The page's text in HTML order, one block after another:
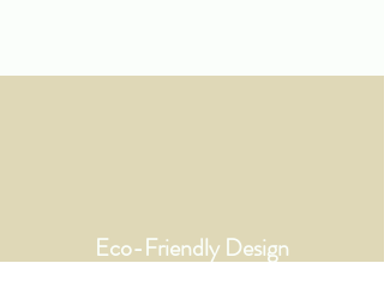
Eco-Friendly Design